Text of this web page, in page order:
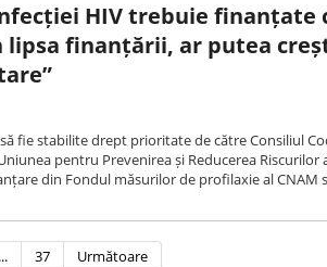
HIV trebuie finanțate
lipsa finanțării, ar putea
fie stabilite drept prioritate de către Consiliul
pentru Prevenirea și Reducerea
din Fondul măsurilor de profilaxie al CNAM
... 37 Următoare